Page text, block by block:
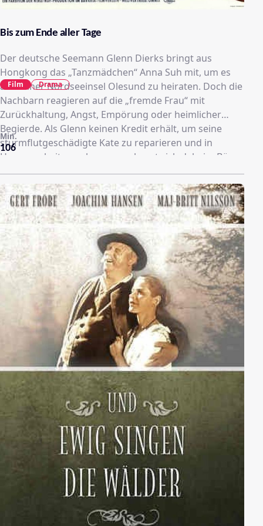
Bis zum Ende aller Tage
Der deutsche Seemann Glenn Dierks bringt aus
Hongkong das „Tanzmädchen“ Anna Suh mit, um es
auf seiner Nordseeinsel Olesund zu heiraten. Doch die
Nachbarn reagieren auf die „fremde Frau“ mit
Zurückhaltung, Angst, Empörung oder heimlicher
Begierde. Als Glenn keinen Kredit erhält, um seine
sturmflutgeschädigte Kate zu reparieren und in
Husum arbeiten gehen muss, braut sich daheim Böses
zusammen...
106
Min.
Film Drama